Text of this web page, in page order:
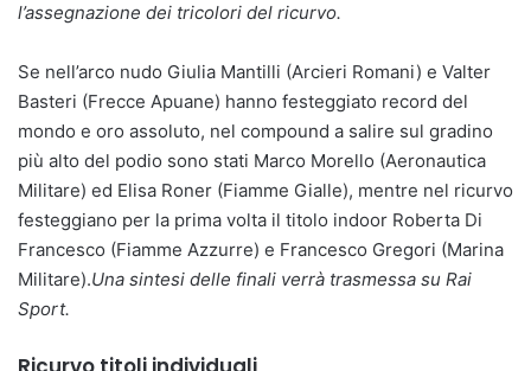
l’assegnazione dei tricolori del ricurvo.
Se nell’arco nudo Giulia Mantilli (Arcieri Romani) e Valter
Basteri (Frecce Apuane) hanno festeggiato record del
mondo e oro assoluto, nel compound a salire sul gradino
più alto del podio sono stati Marco Morello (Aeronautica
Militare) ed Elisa Roner (Fiamme Gialle), mentre nel ricurvo
festeggiano per la prima volta il titolo indoor Roberta Di
Francesco (Fiamme Azzurre) e Francesco Gregori (Marina
Militare).Una sintesi delle finali verrà trasmessa su Rai
Sport.